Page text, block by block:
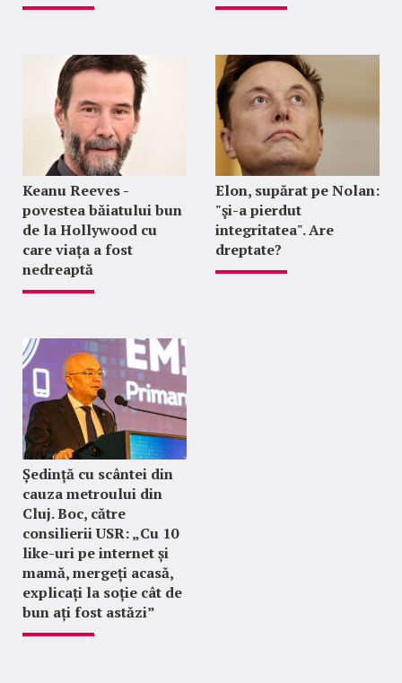
Keanu Reeves -
povestea băiatului bun
de la Hollywood cu
care viața a fost
nedreaptă
Elon, supărat pe Nolan:
"şi-a pierdut
integritatea". Are
dreptate?
Ședință cu scântei din
cauza metroului din
Cluj. Boc, către
consilierii USR: „Cu 10
like-uri pe internet și
mamă, mergeți acasă,
explicați la soție cât de
bun ați fost astăzi”